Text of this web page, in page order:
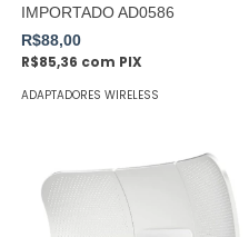
IMPORTADO AD0586
R$88,00
R$85,36 com PIX
ADAPTADORES WIRELESS